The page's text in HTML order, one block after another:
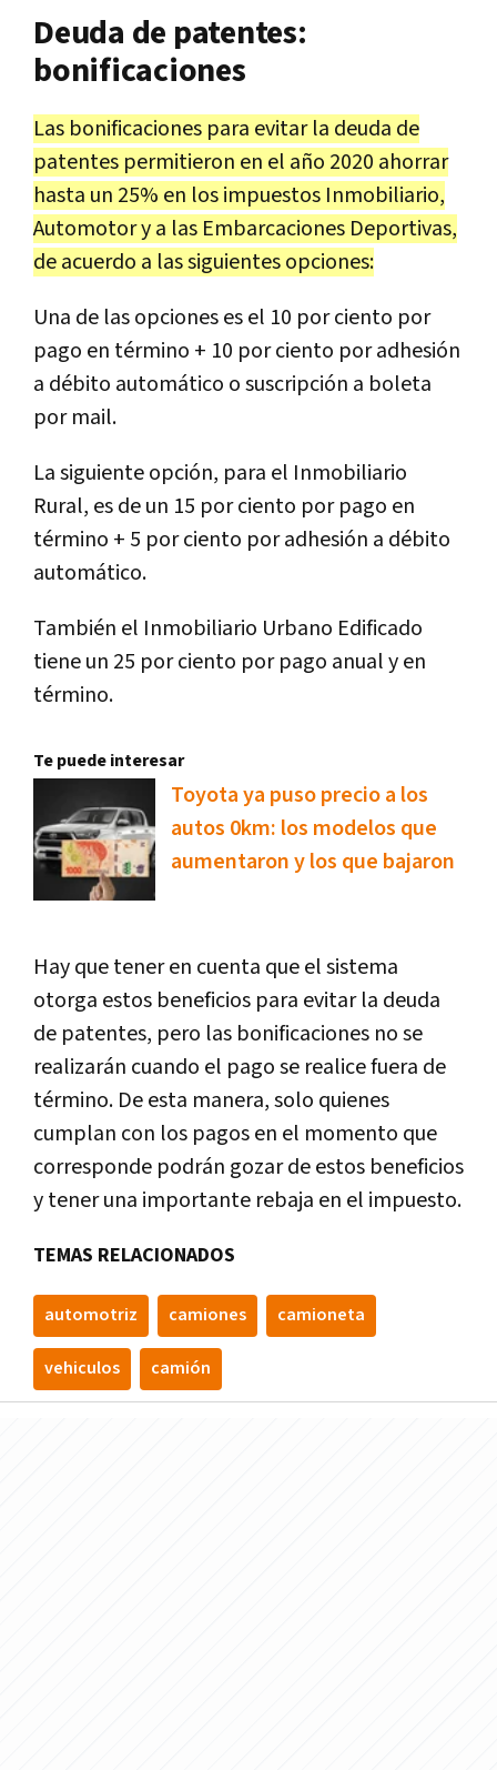
Deuda de patentes:
bonificaciones
Las bonificaciones para evitar la deuda de
patentes permitieron en el año 2020 ahorrar
hasta un 25% en los impuestos Inmobiliario,
Automotor y a las Embarcaciones Deportivas,
de acuerdo a las siguientes opciones:
Una de las opciones es el 10 por ciento por
pago en término + 10 por ciento por adhesión
a débito automático o suscripción a boleta
por mail.
La siguiente opción, para el Inmobiliario
Rural, es de un 15 por ciento por pago en
término + 5 por ciento por adhesión a débito
automático.
También el Inmobiliario Urbano Edificado
tiene un 25 por ciento por pago anual y en
término.
Te puede interesar
Toyota ya puso precio a los
autos 0km: los modelos que
aumentaron y los que bajaron
Hay que tener en cuenta que el sistema
otorga estos beneficios para evitar la deuda
de patentes, pero las bonificaciones no se
realizarán cuando el pago se realice fuera de
término. De esta manera, solo quienes
cumplan con los pagos en el momento que
corresponde podrán gozar de estos beneficios
y tener una importante rebaja en el impuesto.
TEMAS RELACIONADOS
automotriz camiones camioneta
vehiculos camión